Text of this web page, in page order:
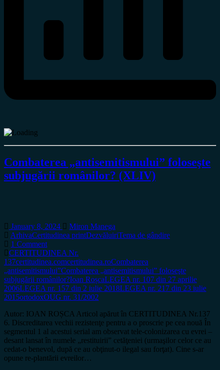
Combaterea „antisemitismului” foloseşte
subjugării românilor? (XLIV)
January 8, 2024
Miron Manega
ArhivaCertitudinea printDezvăluiriTema de gândire
1 Comment
CERTITUDINEA Nr.
137certitudinea.comcertitudinea.roCombaterea
„antisemitismului”Combaterea „antisemitismului” foloseşte
subjugării românilor?Ioan RoșcaLEGEA nr. 107 din 27 aprilie
2006LEGEA nr. 157 din 2 iulie 2018LEGEA nr. 217 din 23 iulie
2015ortodoxOUG nr. 31/2002
Autor: IOAN ROȘCA Articol apărut în CERTITUDINEA Nr.137
6. Discreditarea vechii rezistenţe pentru a o proscrie pe cea nouă În
segmentul 1 al acestui serial am observat tele-colonizarea cu evrei –
desant lansat în numele „restituirii” cetăţeniei (urmaşilor celor ce au
cedat-o benevol, după ce au obţinut-o ilegal sau forţat). Cine s-ar
opune re-plantării evreilor…